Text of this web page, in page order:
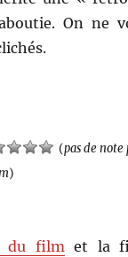
On ne
(pas de
)
du filmet la